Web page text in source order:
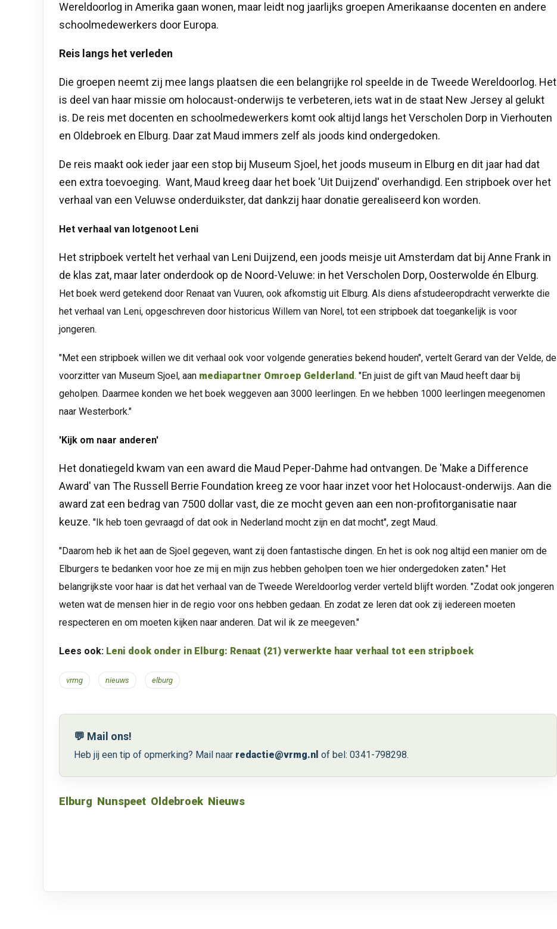
Wereldoorlog in Amerika gaan wonen, maar leidt nog jaarlijks groepen Amerikaanse docenten en andere
schoolmedewerkers door Europa.
Reis langs het verleden
Die groepen neemt zij mee langs plaatsen die een belangrijke rol speelde in de Tweede Wereldoorlog. Het
is deel van haar missie om holocaust-onderwijs te verbeteren, iets wat in de staat New Jersey al gelukt
is. De reis met docenten en schoolmedewerkers komt ook altijd langs het Verscholen Dorp in Vierhouten
en Oldebroek en Elburg. Daar zat Maud immers zelf als joods kind ondergedoken.
De reis maakt ook ieder jaar een stop bij Museum Sjoel, het joods museum in Elburg en dit jaar had dat
een extra toevoeging. Want, Maud kreeg daar het boek 'Uit Duijzend' overhandigd. Een stripboek over het
verhaal van een Veluwse onderduikster, dat dankzij haar donatie gerealiseerd kon worden.
Het verhaal van lotgenoot Leni
Het stripboek vertelt het verhaal van Leni Duijzend, een joods meisje uit Amsterdam dat bij Anne Frank in
de klas zat, maar later onderdook op de Noord-Veluwe: in het Verscholen Dorp, Oosterwolde én Elburg.
Het boek werd getekend door Renaat van Vuuren, ook afkomstig uit Elburg. Als diens afstudeeropdracht verwerkte die
het verhaal van Leni, opgeschreven door historicus Willem van Norel, tot een stripboek dat toegankelijk is voor
jongeren.
"Met een stripboek willen we dit verhaal ook voor volgende generaties bekend houden", vertelt Gerard van der Velde, de
voorzitter van Museum Sjoel, aan mediapartner Omroep Gelderland. "En juist de gift van Maud heeft daar bij
geholpen. Daarmee konden we het boek weggeven aan 3000 leerlingen. En we hebben 1000 leerlingen meegenomen
naar Westerbork."
'Kijk om naar anderen'
Het donatiegeld kwam van een award die Maud Peper-Dahme had ontvangen. De 'Make a Difference
Award' van The Russell Berrie Foundation kreeg ze voor haar inzet voor het Holocaust-onderwijs. Aan die
award zat een bedrag van 7500 dollar vast, die ze mocht geven aan een non-profitorganisatie naar
keuze. "Ik heb toen gevraagd of dat ook in Nederland mocht zijn en dat mocht", zegt Maud.
"Daarom heb ik het aan de Sjoel gegeven, want zij doen fantastische dingen. En het is ook nog altijd een manier om de
Elburgers te bedanken voor hoe ze mij en mijn zus hebben geholpen toen we hier ondergedoken zaten." Het
belangrijkste voor haar is dat het verhaal van de Tweede Wereldoorlog verder verteld blijft worden. "Zodat ook jongeren
weten wat de mensen hier in de regio voor ons hebben gedaan. En zodat ze leren dat ook zij iedereen moeten
respecteren en om moeten kijken naar anderen. Dat wil ik ze meegeven."
Lees ook: Leni dook onder in Elburg: Renaat (21) verwerkte haar verhaal tot een stripboek
vrmg nieuws elburg
💬 Mail ons!
Heb jij een tip of opmerking? Mail naar redactie@vrmg.nl of bel: 0341-798298.
Elburg Nunspeet Oldebroek Nieuws